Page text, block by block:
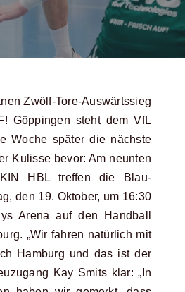
Zwölf-Tore-Auswärtssieg
Göppingen steht dem VfL
Woche später die nächste
Kulisse bevor: Am neunten
HBL treffen die Blau-
den 19. Oktober, um 16:30
Arena auf den Handball
„Wir fahren natürlich mit
Hamburg und das ist der
Kay Smits klar: „In